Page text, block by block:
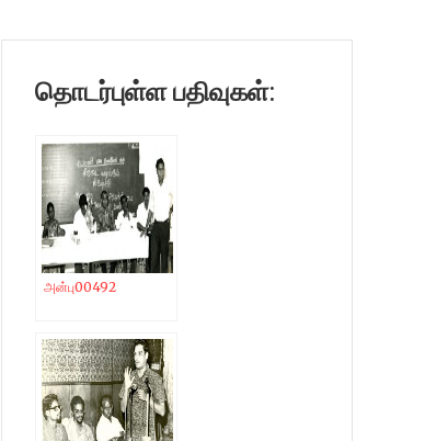
தொடர்புள்ள பதிவுகள்:
அன்பு00492